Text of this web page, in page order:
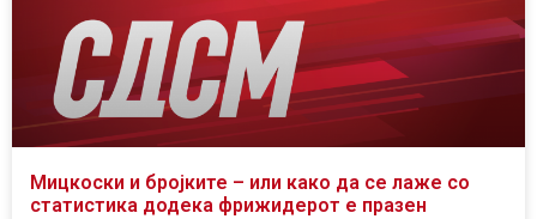
Мицкоски и бројките – или како да се лаже со
статистика додека фрижидерот е празен